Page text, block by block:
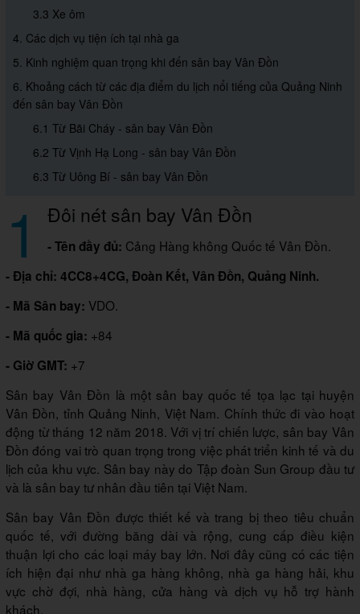
3.3 Xe ôm
4. Các dịch vụ tiện ích tại nhà ga
5. Kinh nghiệm quan trọng khi đến sân bay Vân Đồn
6. Khoảng cách từ các địa điểm du lịch nổi tiếng của Quảng Ninh
đến sân bay Vân Đồn
6.1 Từ Bãi Cháy - sân bay Vân Đồn
6.2 Từ Vịnh Hạ Long - sân bay Vân Đồn
6.3 Từ Uông Bí - sân bay Vân Đồn
1 Đôi nét sân bay Vân Đồn
- Tên đầy đủ: Cảng Hàng không Quốc tế Vân Đồn.
- Địa chỉ: 4CC8+4CG, Đoàn Kết, Vân Đồn, Quảng Ninh.
- Mã Sân bay: VDO.
- Mã quốc gia: +84
- Giờ GMT: +7
Sân bay Vân Đồn là một sân bay quốc tế tọa lạc tại huyện
Vân Đồn, tỉnh Quảng Ninh, Việt Nam. Chính thức đi vào hoạt
động từ tháng 12 năm 2018. Với vị trí chiến lược, sân bay Vân
Đồn đóng vai trò quan trọng trong việc phát triển kinh tế và du
lịch của khu vực. Sân bay này do Tập đoàn Sun Group đầu tư
và là sân bay tư nhân đầu tiên tại Việt Nam.
Sân bay Vân Đồn được thiết kế và trang bị theo tiêu chuẩn
quốc tế, với đường băng dài và rộng, cung cấp điều kiện
thuận lợi cho các loại máy bay lớn. Nơi đây cũng có các tiện
ích hiện đại như nhà ga hàng không, nhà ga hàng hải, khu
vực chờ đợi, nhà hàng, cửa hàng và dịch vụ hỗ trợ hành
khách.